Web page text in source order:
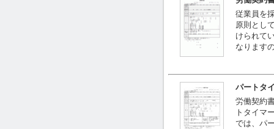
従業員を
原則とし
けられて
なります
パートタ
労働契約
トタイマ
では、パ